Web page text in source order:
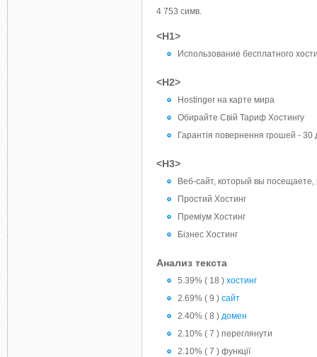
4 753 симв.
<H1>
Использование бесплатного
<H2>
Hostinger на карте мира
Обирайте Свій Тариф Хостингу
Гарантія повернення грошей - 30
<H3>
Веб-сайт, который вы
Простий Хостинг
Преміум Хостинг
Бізнес Хостинг
Анализ текста
5.39% ( 18 ) хостинг
2.69% ( 9 ) сайт
2.40% ( 8 ) домен
2.10% ( 7 ) переглянути
2.10% ( 7 ) функції